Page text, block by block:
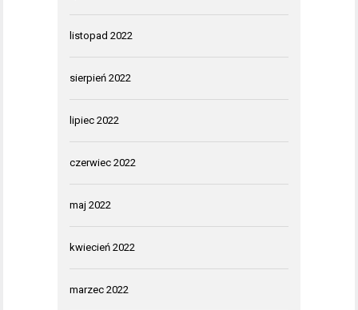
listopad 2022
sierpień 2022
lipiec 2022
czerwiec 2022
maj 2022
kwiecień 2022
marzec 2022